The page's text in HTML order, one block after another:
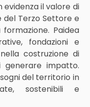
evidenza il valore di
del Terzo Settore e
Paidea
fondazioni e
costruzione di
generare impatto.
del territorio in
sostenibili e